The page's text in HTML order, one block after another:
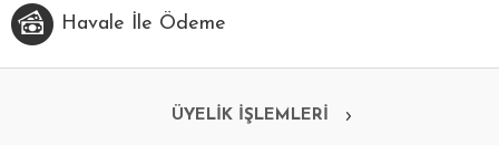
Havale İle Ödeme
ÜYELİK İŞLEMLERİ